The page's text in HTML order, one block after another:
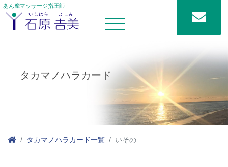
あん摩マッサージ指圧師
タカマノハラカード
タカマノハラカード一覧 いその